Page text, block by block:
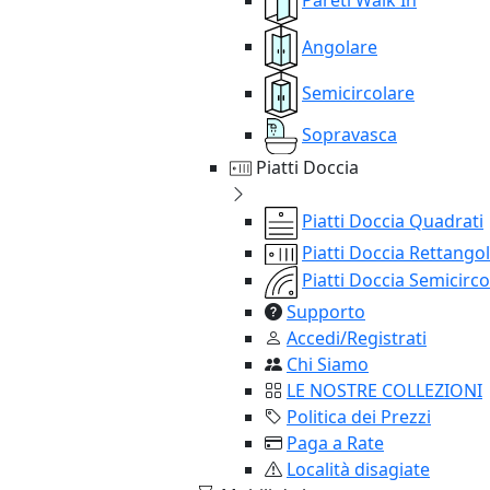
Angolare
Semicircolare
Sopravasca
Piatti Doccia
Piatti Doccia Quadrati
Piatti Doccia
Piatti Doccia
Supporto
Accedi/Registrati
Chi Siamo
LE NOSTRE COLLEZIONI
Politica dei Prezzi
Paga a Rate
Località disagiate